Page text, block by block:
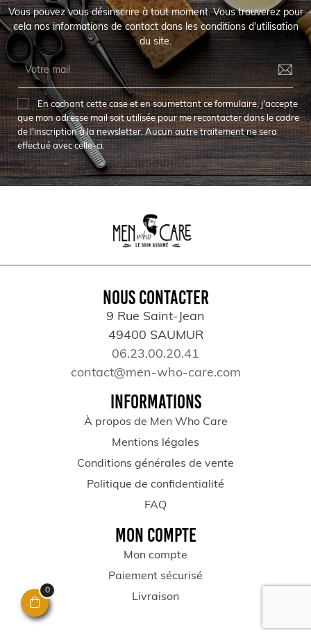
Vous pouvez vous désinscrire à tout moment. Vous trouverez pour
cela nos informations de contact dans les conditions d'utilisation
du site.
En cochant cette case et en soumettant ce formulaire, j'accepte
que mon adresse mail soit utilisée pour me recontacter dans le cadre
de l'inscription à la newsletter. Aucun autre traitement ne sera
effectué avec celle-ci.
NOUS CONTACTER
9 Rue Saint-Jean
49400 SAUMUR
06.23.00.20.41
contact@men-who-care.com
INFORMATIONS
À propos de Men Who Care
Mentions légales
Conditions générales de vente
Politique de confidentialité
FAQ
MON COMPTE
Mon compte
Paiement sécurisé
Livraison
0